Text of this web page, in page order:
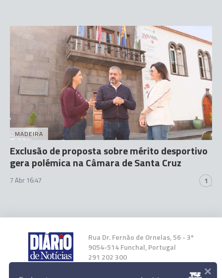
MADEIRA
Exclusão de proposta sobre mérito desportivo
gera polémica na Câmara de Santa Cruz
7 Abr 16:47 1
Rua Dr. Fernão de Ornelas, 56 - 3º
9054-514 Funchal, Portugal
291 202 300
×